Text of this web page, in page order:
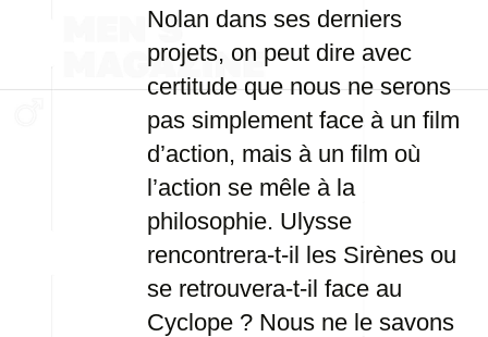
Nolan dans ses derniers
projets, on peut dire avec
certitude que nous ne serons
pas simplement face à un film
d’action, mais à un film où
l’action se mêle à la
philosophie. Ulysse
rencontrera-t-il les Sirènes ou
se retrouvera-t-il face au
Cyclope ? Nous ne le savons